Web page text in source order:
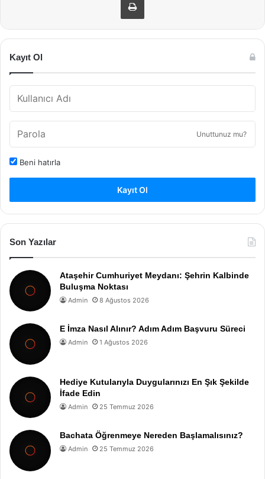
Kayıt Ol
Unuttunuz mu?
Beni hatırla
Kayıt Ol
Son Yazılar
Ataşehir Cumhuriyet Meydanı: Şehrin Kalbinde
Buluşma Noktası
Admin 8 Ağustos 2026
E İmza Nasıl Alınır? Adım Adım Başvuru Süreci
Admin 1 Ağustos 2026
Hediye Kutularıyla Duygularınızı En Şık Şekilde
İfade Edin
Admin 25 Temmuz 2026
Bachata Öğrenmeye Nereden Başlamalısınız?
Admin 25 Temmuz 2026